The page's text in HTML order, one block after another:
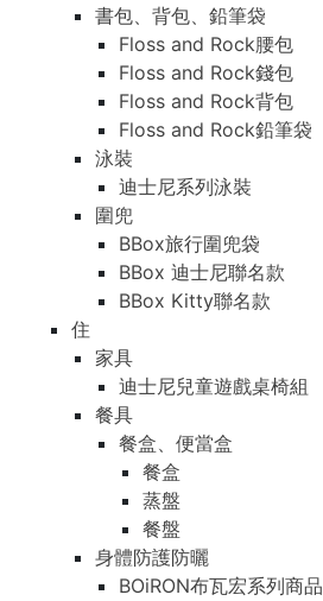
書包、背包、鉛筆袋
Floss and Rock腰包
Floss and Rock錢包
Floss and Rock背包
Floss and Rock鉛筆袋
泳裝
迪士尼系列泳裝
圍兜
BBox旅行圍兜袋
BBox 迪士尼聯名款
BBox Kitty聯名款
住
家具
迪士尼兒童遊戲桌椅組
餐具
餐盒、便當盒
餐盒
蒸盤
餐盤
身體防護防曬
BOiRON布瓦宏系列商品